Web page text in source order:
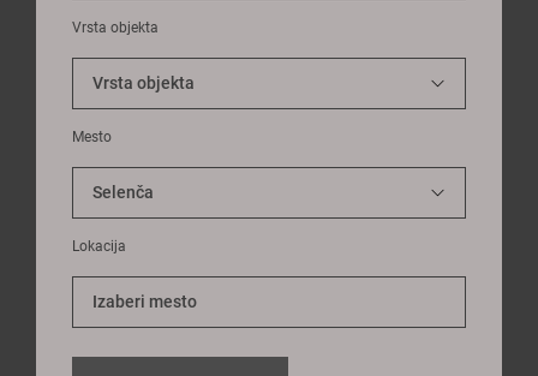
Vrsta objekta
Mesto
Lokacija
Izaberi mesto